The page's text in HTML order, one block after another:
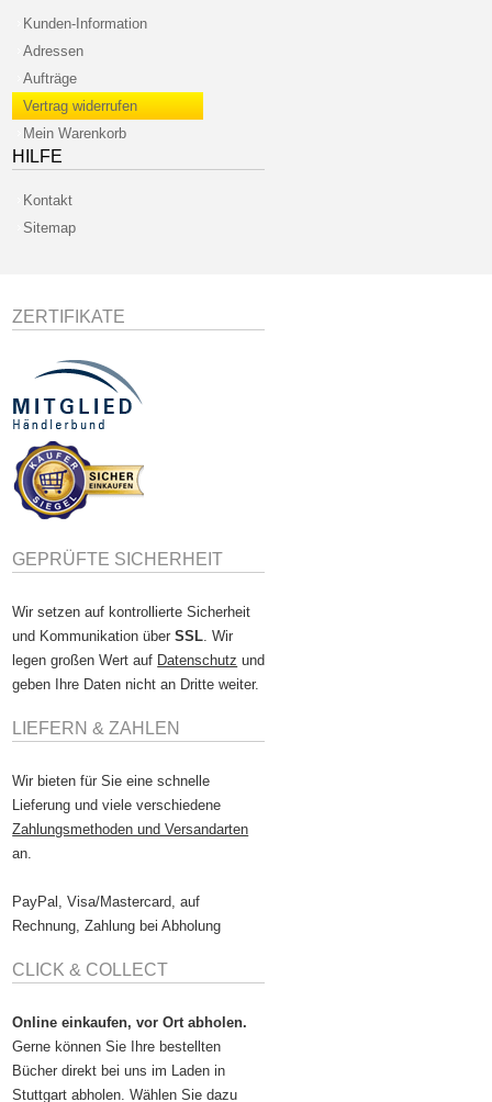
Kunden-Information
Adressen
Aufträge
Vertrag widerrufen
Mein Warenkorb
HILFE
Kontakt
Sitemap
ZERTIFIKATE
GEPRÜFTE SICHERHEIT
Wir setzen auf kontrollierte Sicherheit
und Kommunikation überSSL. Wir
legen großen Wert auf Datenschutz und
geben Ihre Daten nicht an Dritte weiter.
LIEFERN & ZAHLEN
Wir bieten für Sie eine schnelle
Lieferung und viele verschiedene
Zahlungsmethoden und Versandarten
an.
PayPal, Visa/Mastercard, auf
Rechnung, Zahlung bei Abholung
CLICK & COLLECT
Online einkaufen, vor Ort abholen.
Gerne können Sie Ihre bestellten
Bücher direkt bei uns im Laden in
Stuttgart abholen. Wählen Sie dazu